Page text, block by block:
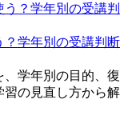
？学年別の受講判断
学年別の目的、復
習の見直し方から解